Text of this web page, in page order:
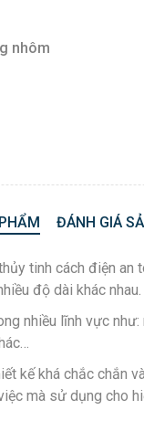
nhôm
ĐÁNH GIÁ
tinh cách điện
độ dài khác nhau.
nhiều lĩnh vực
kế khá chắc chắn
mà sử dụng cho